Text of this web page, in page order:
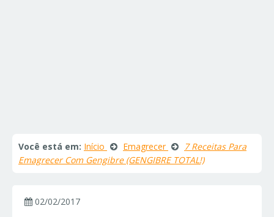
Você está em: Início Emagrecer
7 Receitas Para
Emagrecer Com Gengibre (GENGIBRE TOTAL!)
02/02/2017